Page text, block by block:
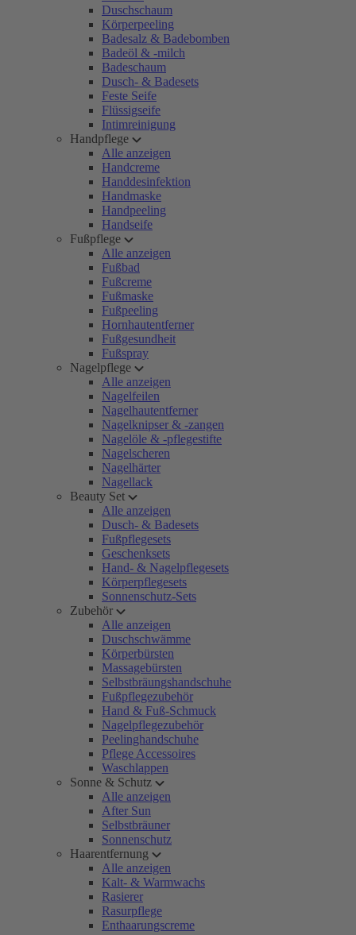
Duschschaum
Körperpeeling
Badesalz & Badebomben
Badeöl & -milch
Badeschaum
Dusch- & Badesets
Feste Seife
Flüssigseife
Intimreinigung
Handpflege
Alle anzeigen
Handcreme
Handdesinfektion
Handmaske
Handpeeling
Handseife
Fußpflege
Alle anzeigen
Fußbad
Fußcreme
Fußmaske
Fußpeeling
Hornhautentferner
Fußgesundheit
Fußspray
Nagelpflege
Alle anzeigen
Nagelfeilen
Nagelhautentferner
Nagelknipser & -zangen
Nagelöle & -pflegestifte
Nagelscheren
Nagelhärter
Nagellack
Beauty Set
Alle anzeigen
Dusch- & Badesets
Fußpflegesets
Geschenksets
Hand- & Nagelpflegesets
Körperpflegesets
Sonnenschutz-Sets
Zubehör
Alle anzeigen
Duschschwämme
Körperbürsten
Massagebürsten
Selbstbräungshandschuhe
Fußpflegezubehör
Hand & Fuß-Schmuck
Nagelpflegezubehör
Peelinghandschuhe
Pflege Accessoires
Waschlappen
Sonne & Schutz
Alle anzeigen
After Sun
Selbstbräuner
Sonnenschutz
Haarentfernung
Alle anzeigen
Kalt- & Warmwachs
Rasierer
Rasurpflege
Enthaarungscreme